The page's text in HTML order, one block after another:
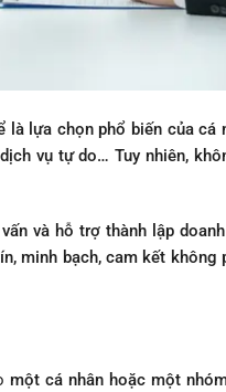
lựa chọn phổ biến của cá
vụ tự do… Tuy nhiên,
và hỗ trợ thành lập
minh bạch, cam kết không
một cá nhân hoặc một